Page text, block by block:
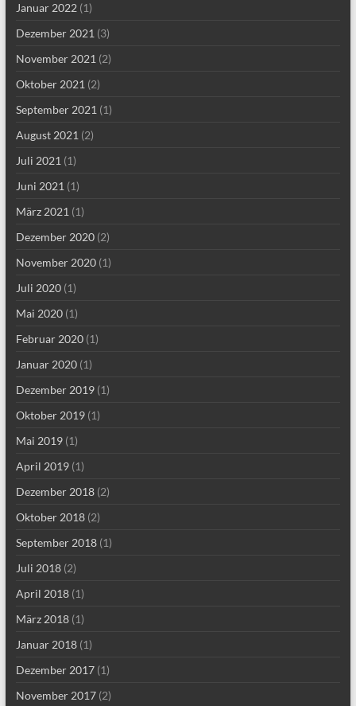
Januar 2022(1)
Dezember 2021 (3)
November 2021 (2)
Oktober 2021 (2)
September 2021 (1)
August 2021 (2)
Juli 2021 (1)
Juni 2021 (1)
März 2021 (1)
Dezember 2020(2)
November 2020(1)
Juli 2020(1)
Mai 2020(1)
Februar 2020(1)
Januar 2020(1)
Dezember 2019(1)
Oktober 2019(1)
Mai 2019(1)
April 2019(1)
Dezember 2018(2)
Oktober 2018(2)
September 2018(1)
Juli 2018(2)
April 2018(1)
März 2018(1)
Januar 2018(1)
Dezember 2017(1)
November 2017(2)